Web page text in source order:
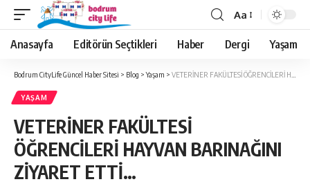
Aa
Anasayfa Editörün Seçtikleri Haber Dergi Yaşam
Bodrum CityLife Güncel Haber Sitesi > Blog >Yaşam > VETERİNER FAKÜLTESİ ÖĞRENCİLERİ HAYVAN BARINAĞINI ZİYARET ETTİ…
YAŞAM
VETERİNER FAKÜLTESİ
ÖĞRENCİLERİ HAYVAN BARINAĞINI
ZİYARET ETTİ…